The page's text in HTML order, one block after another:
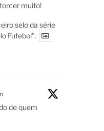
muito!
selo da série
Futebol".
de quem